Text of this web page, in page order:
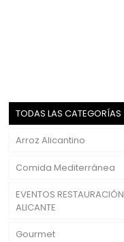
TODAS LAS CATEGORÍAS
Arroz Alicantino
Comida Mediterránea
EVENTOS RESTAURACIÓN
ALICANTE
Gourmet